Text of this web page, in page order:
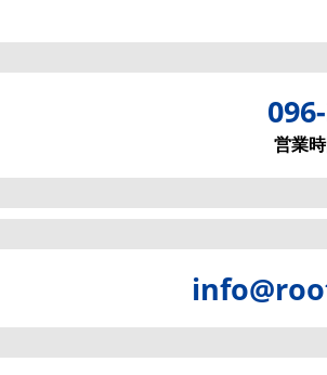
営業